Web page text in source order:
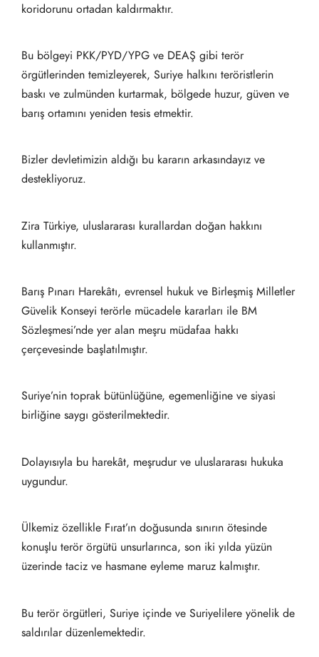
koridorunu ortadan kaldırmaktır.
Bu bölgeyi PKK/PYD/YPG ve DEAŞ gibi terör
örgütlerinden temizleyerek, Suriye halkını teröristlerin
baskı ve zulmünden kurtarmak, bölgede huzur, güven ve
barış ortamını yeniden tesis etmektir.
Bizler devletimizin aldığı bu kararın arkasındayız ve
destekliyoruz.
Zira Türkiye, uluslararası kurallardan doğan hakkını
kullanmıştır.
Barış Pınarı Harekâtı, evrensel hukuk ve Birleşmiş Milletler
Güvelik Konseyi terörle mücadele kararları ile BM
Sözleşmesi’nde yer alan meşru müdafaa hakkı
çerçevesinde başlatılmıştır.
Suriye’nin toprak bütünlüğüne, egemenliğine ve siyasi
birliğine saygı gösterilmektedir.
Dolayısıyla bu harekât, meşrudur ve uluslararası hukuka
uygundur.
Ülkemiz özellikle Fırat’ın doğusunda sınırın ötesinde
konuşlu terör örgütü unsurlarınca, son iki yılda yüzün
üzerinde taciz ve hasmane eyleme maruz kalmıştır.
Bu terör örgütleri, Suriye içinde ve Suriyelilere yönelik de
saldırılar düzenlemektedir.